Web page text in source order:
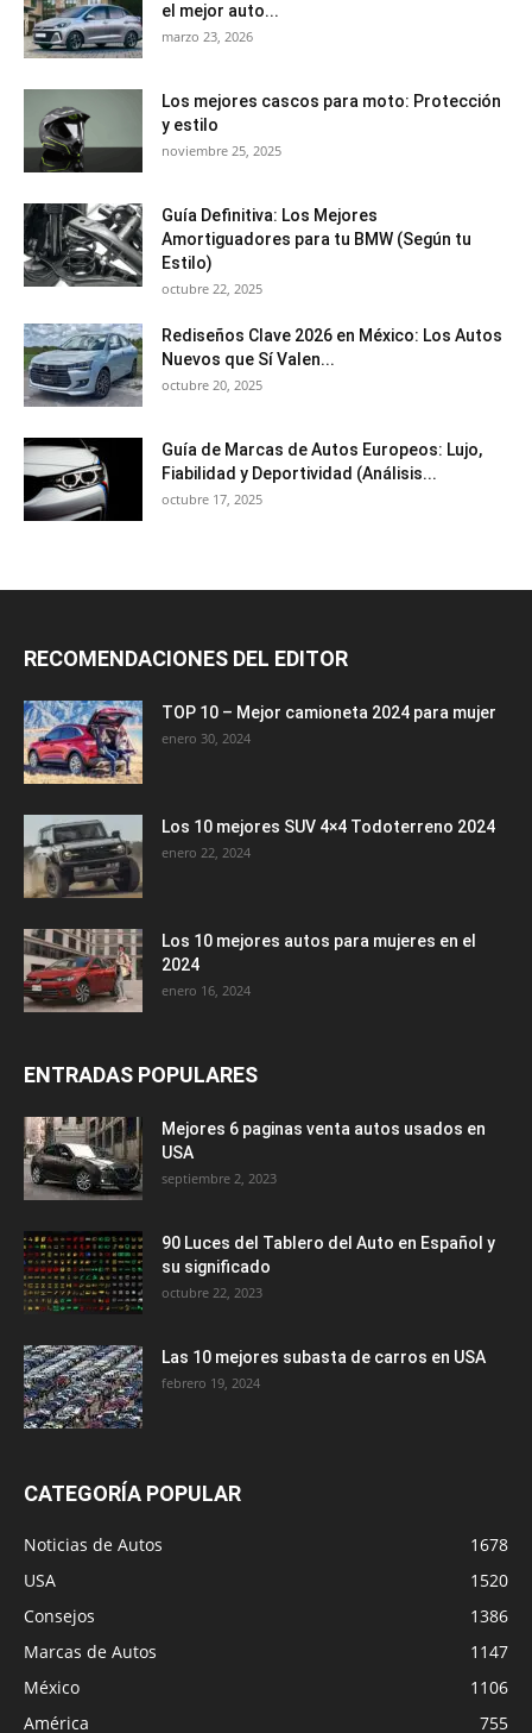
el mejor auto...
marzo 23, 2026
Los mejores cascos para moto: Protección
y estilo
noviembre 25, 2025
Guía Definitiva: Los Mejores
Amortiguadores para tu BMW (Según tu
Estilo)
octubre 22, 2025
Rediseños Clave 2026 en México: Los Autos
Nuevos que Sí Valen...
octubre 20, 2025
Guía de Marcas de Autos Europeos: Lujo,
Fiabilidad y Deportividad (Análisis...
octubre 17, 2025
RECOMENDACIONES DEL EDITOR
TOP 10 – Mejor camioneta 2024 para mujer
enero 30, 2024
Los 10 mejores SUV 4×4 Todoterreno 2024
enero 22, 2024
Los 10 mejores autos para mujeres en el
2024
enero 16, 2024
ENTRADAS POPULARES
Mejores 6 paginas venta autos usados en
USA
septiembre 2, 2023
90 Luces del Tablero del Auto en Español y
su significado
octubre 22, 2023
Las 10 mejores subasta de carros en USA
febrero 19, 2024
CATEGORÍA POPULAR
Noticias de Autos
1678
USA
1520
Consejos
1386
Marcas de Autos
1147
México
1106
América
755